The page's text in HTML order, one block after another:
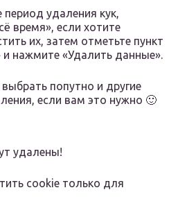
период удаления кук,
время», если хотите
их, затем отметьте пункт
нажмите «Удалить данные».
попутно и другие
если вам это нужно 🙂
удалены!
cookie только для